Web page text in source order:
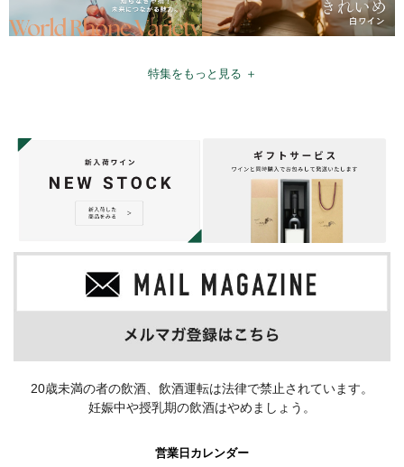
特集をもっと見る ＋
20歳未満の者の飲酒、飲酒運転は法律で禁止されています。
妊娠中や授乳期の飲酒はやめましょう。
営業日カレンダー